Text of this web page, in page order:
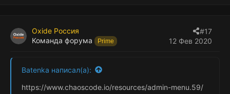
Oxide Россия
Команда форума
Prime 12 Фев 2020
#17
Batenka написал(а):
https://www.chaoscode.io/resources/admin-menu.59/